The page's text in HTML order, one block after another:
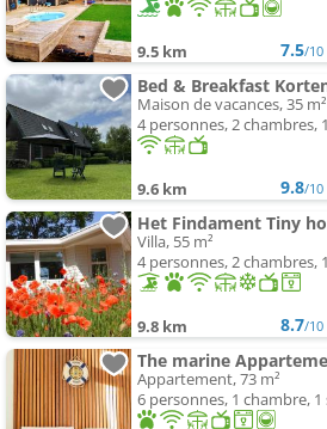
9.5 km 7.5/10
Bed & Breakfast
Maison de vacances, 35 m²
4 personnes, 2 chambres,
9.6 km 9.8/10
Het Findament Tiny
Villa, 55 m²
4 personnes, 2 chambres,
9.8 km 8.7/10
Appartement, 73 m²
6 personnes, 1 chambre, 1